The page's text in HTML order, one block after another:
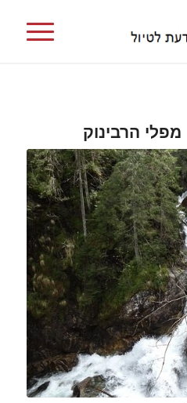
מפלי הרבינוק